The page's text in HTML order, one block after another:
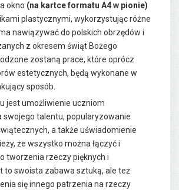
okno (na kartce formatu A4 w pionie)
plastycznymi, wykorzystując różne
nawiązywać do polskich obrzędów i
z okresem świąt Bożego
zostaną prace, które oprócz
estetycznych, będą wykonane w
sposób.
jest umożliwienie uczniom
talentu, popularyzowanie
a także uświadomienie
że wszystko można łączyć i
tworzenia rzeczy pięknych i
to swoista zabawa sztuką, ale też
się innego patrzenia na rzeczy